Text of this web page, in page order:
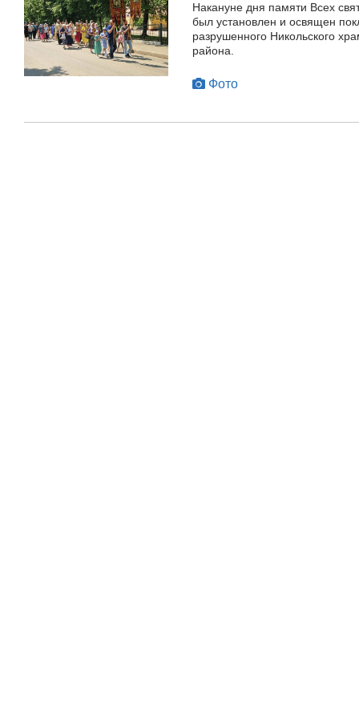
Накануне дня памяти Всех
был установлен и освящен
разрушенного Никольского
района.
Фото